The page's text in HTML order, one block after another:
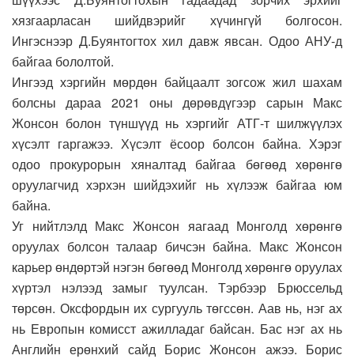
хязгаарласан шийдвэрийг хүчингүй болгосон.
Ингэснээр Д.Буянтогтох хил давж явсан. Одоо АНУ-д
байгаа бололтой.
Ингээд хэргийн мөрдөн байцаалт зогсож жил шахам
болсны дараа 2021 оны дөрөвдүгээр сарын Макс
Жонсон болон түншүүд нь хэргийг АТГ-т шилжүүлэх
хүсэлт гаргажээ. Хүсэлт ёсоор болсон байна. Хэрэг
одоо прокурорын хяналтад байгаа бөгөөд хөрөнгө
оруулагчид хэрхэн шийдэхийг нь хүлээж байгаа юм
байна.
Уг нийтлэлд Макс Жонсон яагаад Монголд хөрөнгө
оруулах болсон талаар бичсэн байна. Макс Жонсон
карьер өндөртэй нэгэн бөгөөд Монголд хөрөнгө оруулах
хүртэл нэлээд замыг туулсан. Тэрбээр Брюссельд
төрсөн. Оксфордын их сургууль төгссөн. Аав нь, нэг ах
нь Европын комисст ажилладаг байсан. Бас нэг ах нь
Английн ерөнхий сайд Борис Жонсон ажээ. Борис